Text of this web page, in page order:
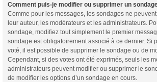
Comment puis-je modifier ou supprimer un
Comme pour les messages, les sondages ne
leur auteur, les modérateurs et les administrateurs.
sondage, modifiez tout simplement le premier
sondage est obligatoirement associé à ce dernier. Si
voté, il est possible de supprimer le sondage ou de
Cependant, si des votes ont été exprimés, seuls les
administrateurs peuvent modifier ou supprimer le
de modifier les options d’un sondage en cours.